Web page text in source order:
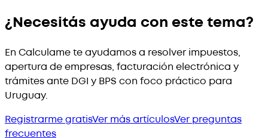
¿Necesitás ayuda con este tema?
En Calculame te ayudamos a resolver impuestos,
apertura de empresas, facturación electrónica y
trámites ante DGI y BPS con foco práctico para
Uruguay.
Registrarme gratisVer más artículosVer preguntas
frecuentes